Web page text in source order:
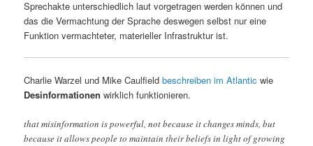
Sprechakte unterschiedlich laut vorgetragen werden können und
das die Vermachtung der Sprache deswegen selbst nur eine
Funktion vermachteter, materieller Infrastruktur ist.
Charlie Warzel und Mike Caulfieldbeschreiben im Atlantic wie
Desinformationen wirklich funktionieren.
that misinformation is powerful, not because it changes minds, but
because it allows people to maintain their beliefs in light of growing